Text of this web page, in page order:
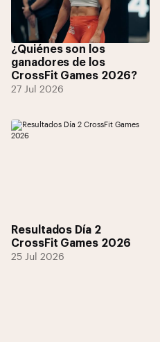
¿Quiénes son los
ganadores de los
CrossFit Games 2026?
27 Jul 2026
Resultados Día 2
CrossFit Games 2026
25 Jul 2026